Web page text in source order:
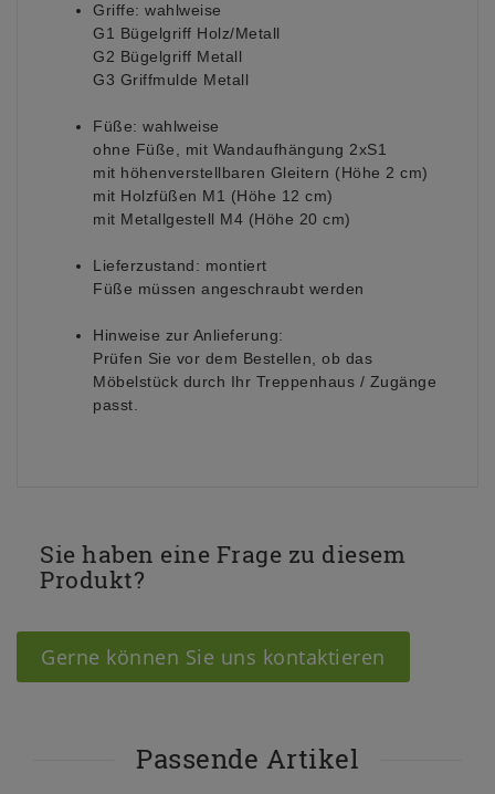
Griffe: wahlweise
G1 Bügelgriff Holz/Metall
G2 Bügelgriff Metall
G3 Griffmulde Metall
Füße: wahlweise
ohne Füße, mit Wandaufhängung 2xS1
mit höhenverstellbaren Gleitern (Höhe 2 cm)
mit Holzfüßen M1 (Höhe 12 cm)
mit Metallgestell M4 (Höhe 20 cm)
Lieferzustand: montiert
Füße müssen angeschraubt werden
Hinweise zur Anlieferung:
Prüfen Sie vor dem Bestellen, ob das
Möbelstück durch Ihr Treppenhaus / Zugänge
passt.
Sie haben eine Frage zu diesem
Produkt?
Gerne können Sie uns kontaktieren
Passende Artikel